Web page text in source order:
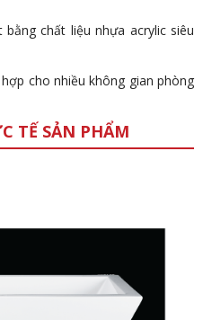
chất liệu nhựa acrylic siêu
cho nhiều không gian phòng
TẾ SẢN PHẨM